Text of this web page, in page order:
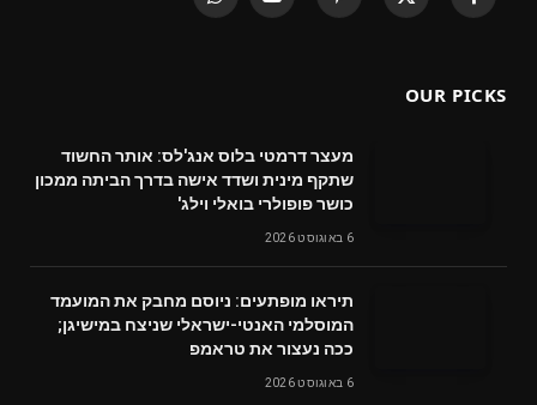
Facebook
X
Pinterest
YouTube
WhatsApp
OUR PICKS
מעצר דרמטי בלוס אנג'לס: אותר החשוד
שתקף מינית ושדד אישה בדרך הביתה ממכון
כושר פופולרי בואלי וילג'
6 באוגוסט 2026
תיראו מופתעים: ניוסם מחבק את המועמד
המוסלמי האנטי-ישראלי שניצח במישיגן;
ככה נעצור את טראמפ
6 באוגוסט 2026